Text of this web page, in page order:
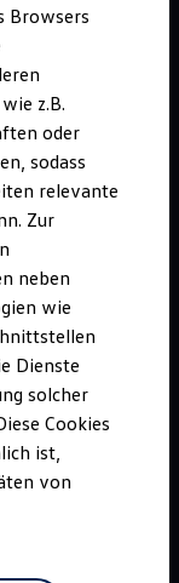
Browsers
z.B.
oder
sodass
relevante
Zur
neben
wie
Dienste
solcher
Cookies
ist,
von